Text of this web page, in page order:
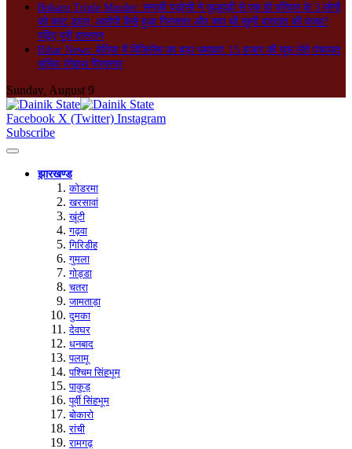
Bokaro Triple Murder: सनकी पड़ोसी ने कुल्हाड़ी से एक ही परिवार के 3 लोगों
को काट डाला, आरोपी कैसे हुआ गिरफ्तार और क्या थी खूनी वारदात की वजह?
पढ़िए पूरी दास्तान
Bihar News: बेतिया में विजिलेंस का बड़ा धमाका! 15 हजार की घूस लेते पंचायत
सचिव रंगेहाथ गिरफ्तार
Sunday, August 9
Facebook X (Twitter) Instagram
Subscribe
झारखण्ड
कोडरमा
खरसावां
खूंटी
गढ़वा
गिरिडीह
गुमला
गोड्डा
चतरा
जामताड़ा
दुमका
देवघर
धनबाद
पलामू
पश्चिम सिंहभूम
पाकुड़
पूर्वी सिंहभूम
बोकारो
रांची
रामगढ़